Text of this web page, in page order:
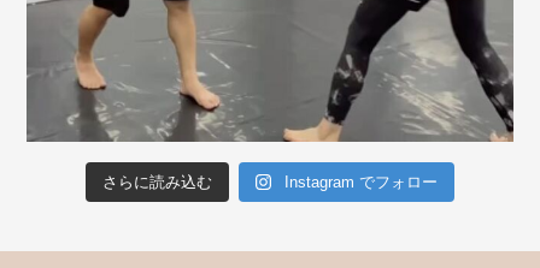
さらに読み込む Instagram でフォロー